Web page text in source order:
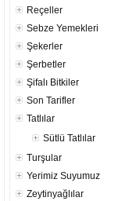
Reçeller
Sebze Yemekleri
Şekerler
Şerbetler
Şifalı Bitkiler
Son Tarifler
Tatlılar
Sütlü Tatlılar
Turşular
Yerimiz Suyumuz
Zeytinyağlılar